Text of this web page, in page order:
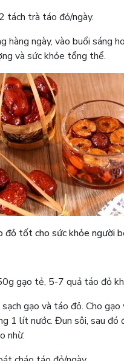
tách trà táo đỏ/ngày.
hàng ngày, vào buổi sáng
và sức khỏe tổng thể.
đỏ tốt cho sức khỏe người
gạo tẻ, 5-7 quả táo đỏ
sạch gạo và táo đỏ. Cho
1 lít nước. Đun sôi, sau đó
nhừ.